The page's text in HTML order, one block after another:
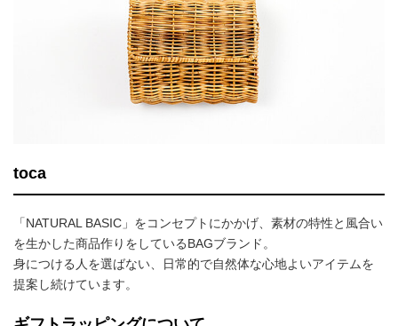
toca
「NATURAL BASIC」をコンセプトにかかげ、素材の特性と風合い
を生かした商品作りをしているBAGブランド。
身につける人を選ばない、日常的で自然体な心地よいアイテムを
提案し続けています。